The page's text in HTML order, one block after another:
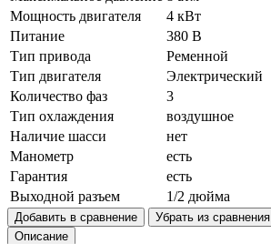
Мощность двигателя
4 кВт
Питание
380 В
Тип привода
Ременной
Тип двигателя
Электрический
Количество фаз
3
Тип охлаждения
воздушное
Наличие шасси
нет
Манометр
есть
Гарантия
есть
Выходной разъем
1/2 дюйма
Добавить в сравнение
Убрать из сравнения
Описание